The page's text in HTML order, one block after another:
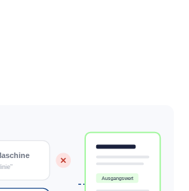
Ausgangswert